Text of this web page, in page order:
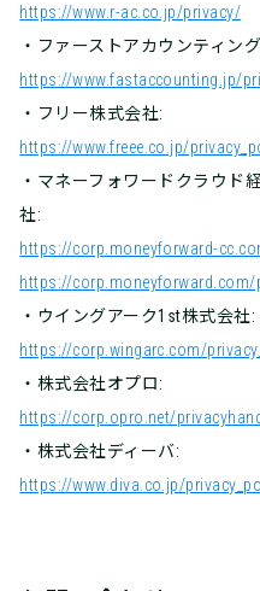
https://www.r-ac.co.jp/privacy/
・ファーストアカウンティン
https://www.fastaccounting.jp/
・フリー株式会社:
https://www.freee.co.jp/
・マネーフォワードクラウド
社:
https://corp.moneyforward-
https://corp.moneyforward.com/
・ウイングアーク1st株式会社:
https://corp.wingarc.com/
・株式会社オプロ:
https://corp.opro.net/
・株式会社ディーバ:
https://www.diva.co.jp/